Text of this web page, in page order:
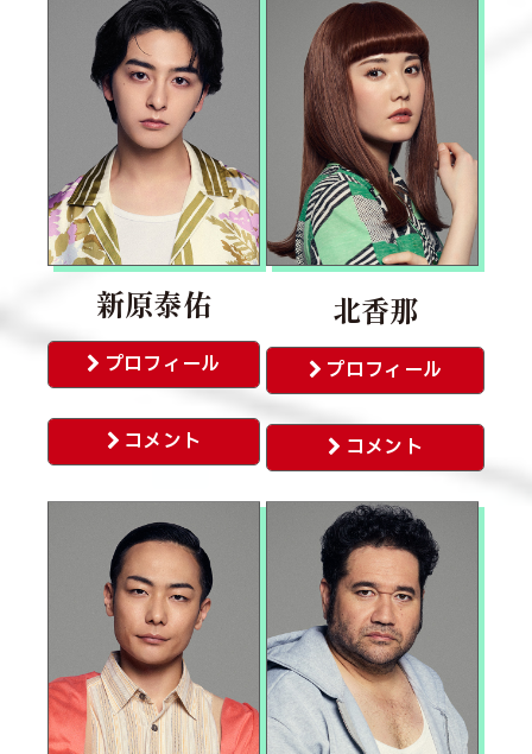
新原泰佑
プロフィール
コメント
北香那
プロフィール
コメント